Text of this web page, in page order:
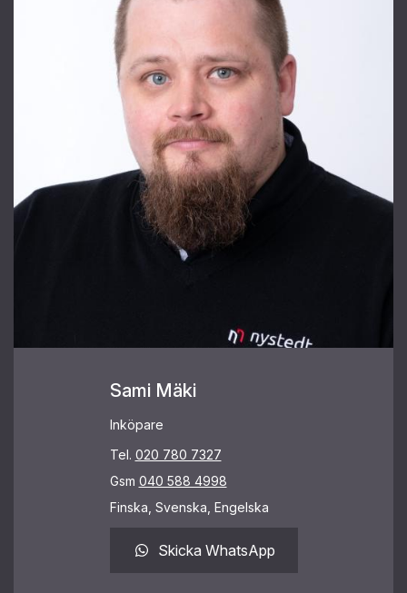
Sami Mäki
Inköpare
Tel. 020 780 7327
Gsm 040 588 4998
Finska, Svenska, Engelska
Skicka WhatsApp